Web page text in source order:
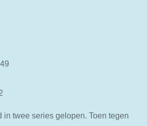
in twee series gelopen. Toen tegen